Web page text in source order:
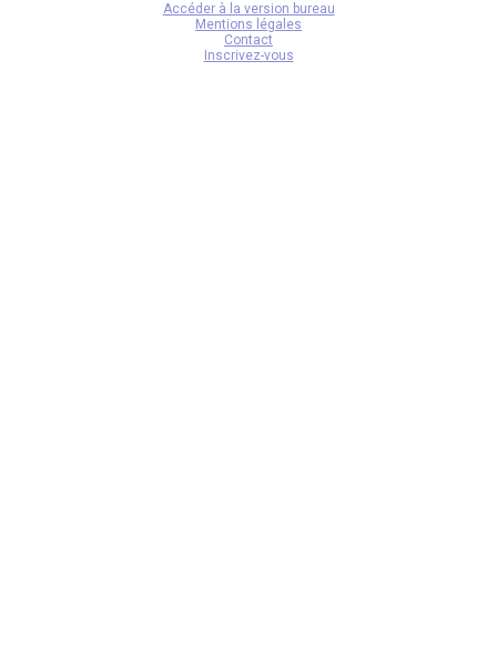
Accéder à la version bureau
Mentions légales
Contact
Inscrivez-vous